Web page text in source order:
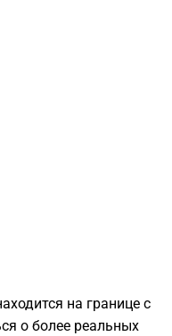
на границе с
о более реальных